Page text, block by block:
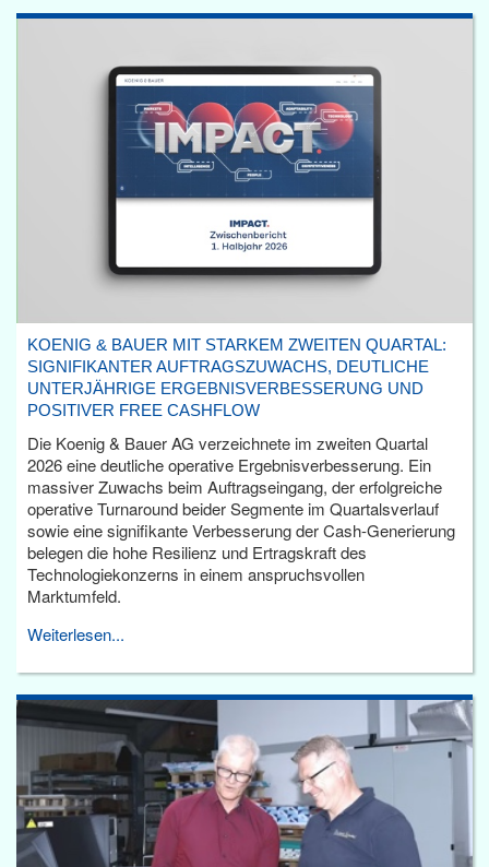
KOENIG & BAUER MIT STARKEM ZWEITEN QUARTAL:
SIGNIFIKANTER AUFTRAGSZUWACHS, DEUTLICHE
UNTERJÄHRIGE ERGEBNISVERBESSERUNG UND
POSITIVER FREE CASHFLOW
Die Koenig & Bauer AG verzeichnete im zweiten Quartal
2026 eine deutliche operative Ergebnisverbesserung. Ein
massiver Zuwachs beim Auftragseingang, der erfolgreiche
operative Turnaround beider Segmente im Quartalsverlauf
sowie eine signifikante Verbesserung der Cash-Generierung
belegen die hohe Resilienz und Ertragskraft des
Technologiekonzerns in einem anspruchsvollen
Marktumfeld.
Weiterlesen...